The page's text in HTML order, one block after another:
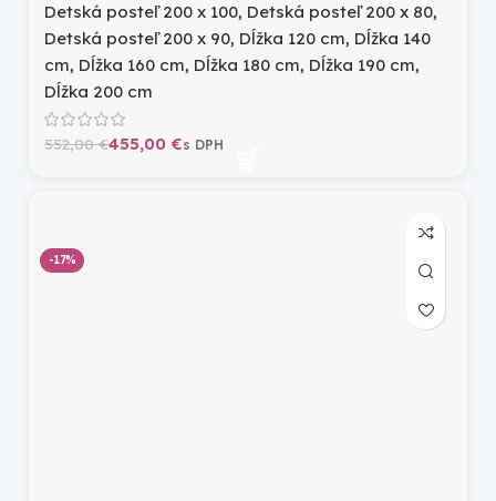
Detská posteľ 200 x 100, Detská posteľ 200 x 80,
Detská posteľ 200 x 90, Dĺžka 120 cm, Dĺžka 140
cm, Dĺžka 160 cm, Dĺžka 180 cm, Dĺžka 190 cm,
Dĺžka 200 cm
552,00€455,00 €
-17%